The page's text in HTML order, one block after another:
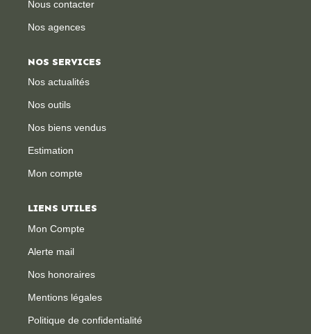
Nous contacter
Nos agences
NOS SERVICES
Nos actualités
Nos outils
Nos biens vendus
Estimation
Mon compte
LIENS UTILES
Mon Compte
Alerte mail
Nos honoraires
Mentions légales
Politique de confidentialité